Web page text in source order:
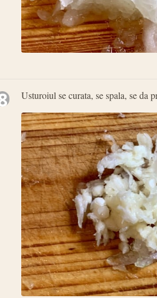
Usturoiul se curata, se spala, se da